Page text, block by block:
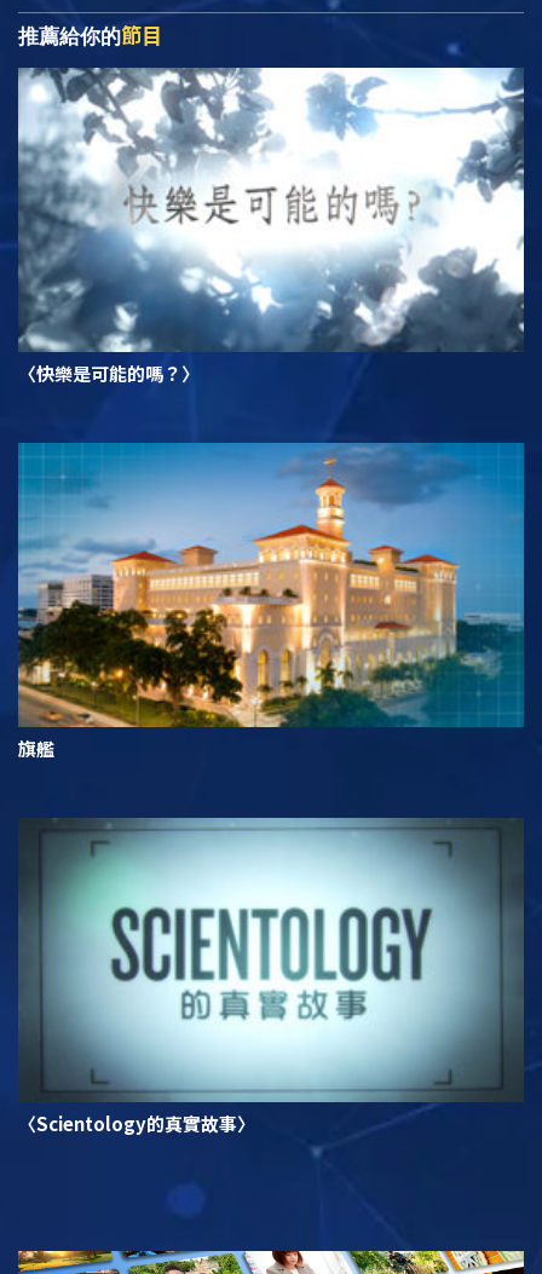
推薦給你的節目
〈快樂是可能的嗎？〉
旗艦
〈Scientology的真實故事〉